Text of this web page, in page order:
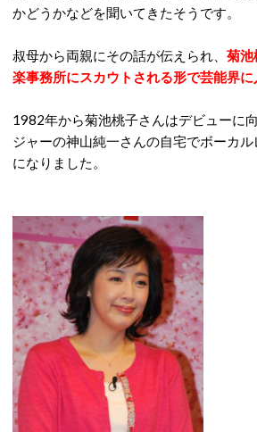
かどうかなどを聞いてきたそうです。
叔母から両親にその話が伝えられ、 菊池
楽事務所にスカウトされる形で芸能界に
1982年から菊池桃子さんはデビューに
ジャーの神山純一さんの自宅でボーカ
になりました。